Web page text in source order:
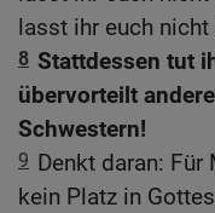
lasst ihr euch
8 Stattdessen tut
übervorteilt
Schwestern!
9 Denkt daran: Für
kein Platz in